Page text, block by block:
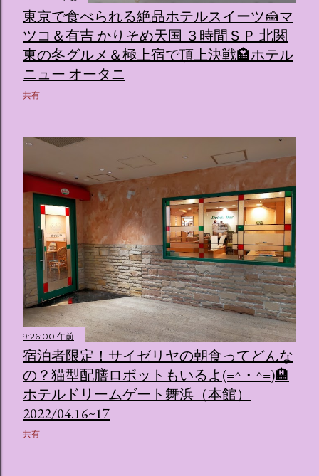
東京で食べられる絶品ホテルスイーツ🍰マ
ツコ＆有吉 かりそめ天国 ３時間ＳＰ 北関
東の冬グルメ＆極上宿で頂上決戦🏩ホテル
ニュー オータニ
共有
9:26:00 午前
宿泊者限定！サイゼリヤの朝食ってどんな
の？猫型配膳ロボットもいるよ(=^・^=)🏨
ホテルドリームゲート舞浜（本館）
2022/04.16~17
共有